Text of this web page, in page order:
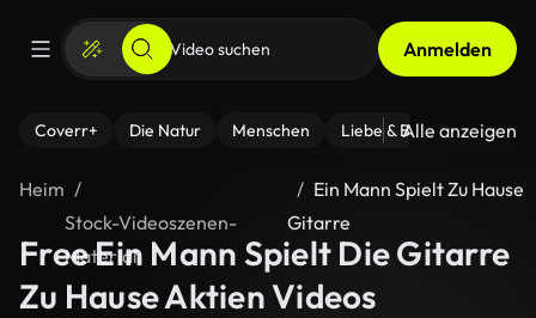
Anmelden
Coverr+ Die Natur Menschen Liebe & Beziehungen
Alle anzeigen
Heim
Stock-Videoszenen-
Material
Ein Mann Spielt Zu Hause
Gitarre
Free Ein Mann Spielt Die Gitarre
Zu Hause Aktien Videos